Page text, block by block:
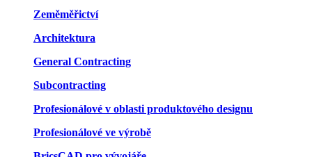
Zeměměřictví
Architektura
General Contracting
Subcontracting
Profesionálové v oblasti produktového designu
Profesionálové ve výrobě